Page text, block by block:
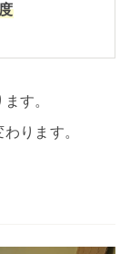
す。
ります。